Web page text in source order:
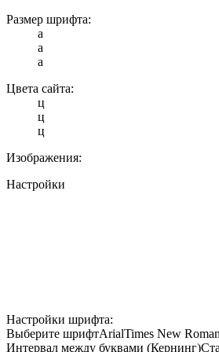
Размер шрифта:
a
a
a
Цвета сайта:
ц
ц
ц
Изображения:
Настройки
Настройки шрифта:
Выберите шрифтArialTimes New Roman
Интервал между буквами (Кернинг)